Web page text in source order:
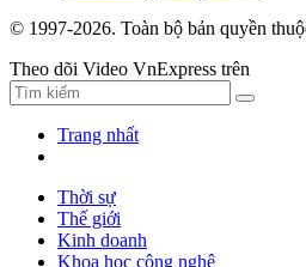
© 1997-2026. Toàn bộ bản quyền
Theo dõi Video VnExpress trên
Trang nhất
Thời sự
Thế giới
Kinh doanh
Khoa học công nghệ